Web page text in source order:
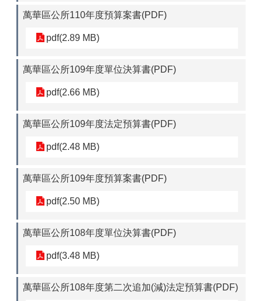
萬華區公所110年度預算案書(PDF)
pdf(2.89 MB)
萬華區公所109年度單位決算書(PDF)
pdf(2.66 MB)
萬華區公所109年度法定預算書(PDF)
pdf(2.48 MB)
萬華區公所109年度預算案書(PDF)
pdf(2.50 MB)
萬華區公所108年度單位決算書(PDF)
pdf(3.48 MB)
萬華區公所108年度第二次追加(減)法定預算書(PDF)